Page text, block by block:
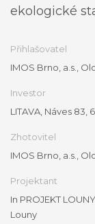
ekologické
Přihlašovatel
IMOS Brno, a.s.,
Investor
LITAVA, Náves 83,
Zhotovitel
IMOS Brno, a.s.,
Projektant
In PROJEKT
Louny